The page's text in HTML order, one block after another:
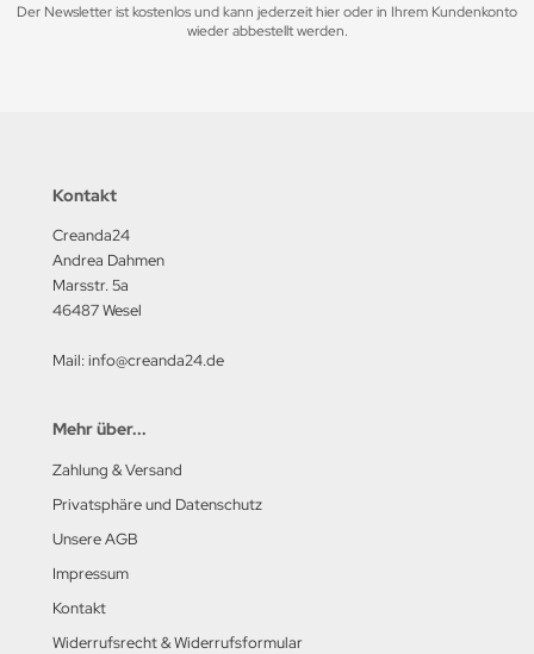
Der Newsletter ist kostenlos und kann jederzeit hier oder in Ihrem Kundenkonto
wieder abbestellt werden.
Kontakt
Creanda24
Andrea Dahmen
Marsstr. 5a
46487 Wesel
Mail: info@creanda24.de
Mehr über...
Zahlung & Versand
Privatsphäre und Datenschutz
Unsere AGB
Impressum
Kontakt
Widerrufsrecht & Widerrufsformular